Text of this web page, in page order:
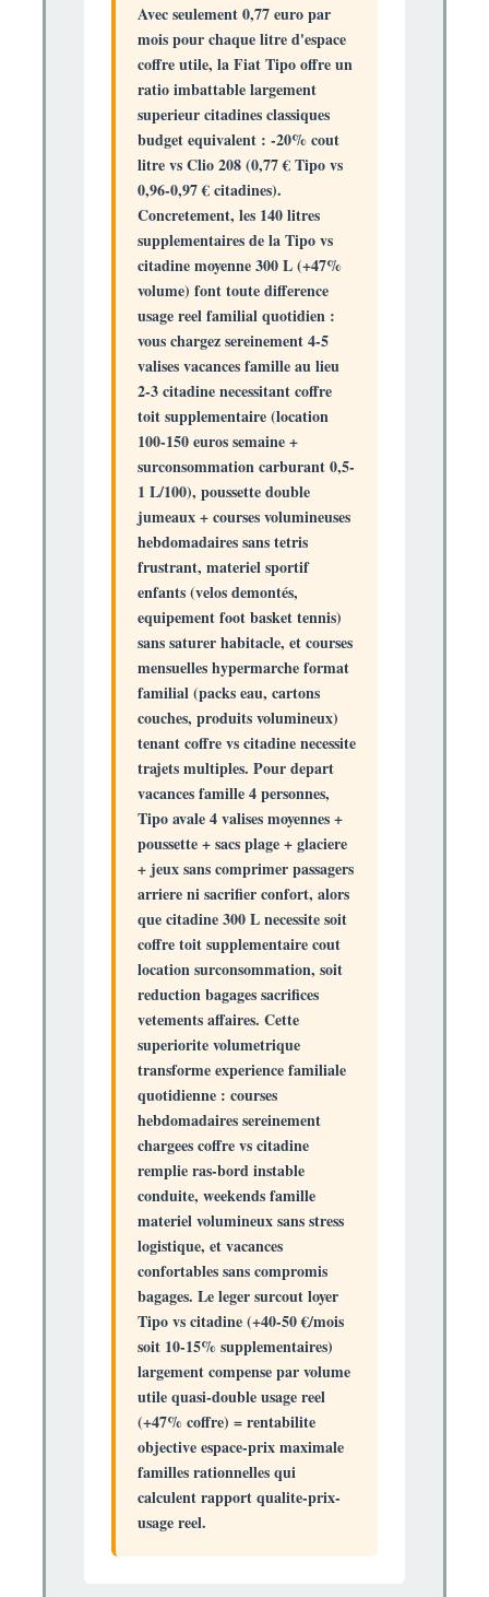
Avec seulement0,77 euro par
mois pour chaque litre d'espace
coffre utile, la Fiat Tipo offre un
ratio imbattable largement
superieur citadines classiques
budget equivalent : -20% cout
litre vs Clio 208 (0,77 € Tipo vs
0,96-0,97 € citadines).
Concretement, les 140 litres
supplementairesde la Tipo vs
citadine moyenne 300 L (+47%
volume) font toute difference
usage reel familial quotidien :
vous chargez sereinement4-5
valises vacancesfamille au lieu
2-3 citadine necessitant coffre
toit supplementaire (location
100-150 euros semaine +
surconsommation carburant 0,5-
1 L/100), poussette double
jumeaux + courses volumineuses
hebdomadaires sans tetris
frustrant, materiel sportif
enfants (velos demontés,
equipement foot basket tennis)
sans saturer habitacle, et courses
mensuelles hypermarche format
familial (packs eau, cartons
couches, produits volumineux)
tenant coffre vs citadine necessite
trajets multiples. Pour depart
vacances famille 4 personnes,
Tipo avale4 valises moyennes +
poussette + sacs plage + glaciere
+ jeuxsans comprimer passagers
arriere ni sacrifier confort, alors
que citadine 300 L necessite soit
coffre toit supplementaire cout
location surconsommation, soit
reduction bagages sacrifices
vetements affaires. Cette
superiorite volumetrique
transforme experience familiale
quotidienne : courses
hebdomadaires sereinement
chargees coffre vs citadine
remplie ras-bord instable
conduite, weekends famille
materiel volumineux sans stress
logistique, et vacances
confortables sans compromis
bagages. Le leger surcout loyer
Tipo vs citadine (+40-50 €/mois
soit 10-15% supplementaires)
largement compense par volume
utile quasi-double usage reel
(+47% coffre) =rentabilite
objective espace-prix maximale
familles rationnelles qui
calculent rapport qualite-prix-
usage reel.